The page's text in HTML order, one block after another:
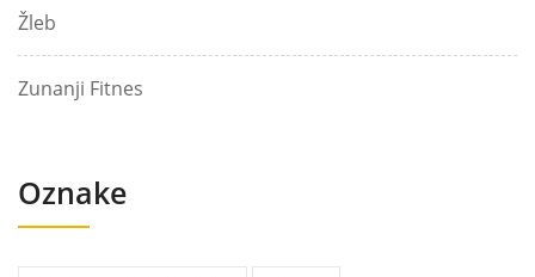
Žleb
Zunanji Fitnes
Oznake